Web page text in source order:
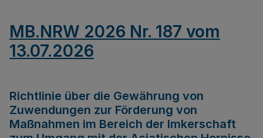
MB.NRW 2026 Nr. 187 vom
13.07.2026
Richtlinie über die Gewährung von
Zuwendungen zur Förderung von
Maßnahmen im Bereich der Imkerschaft